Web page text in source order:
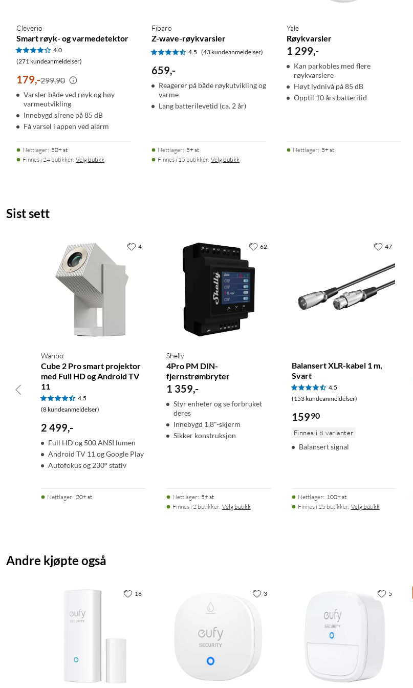
Cleverio
Smart røyk- og varmedetektor
4.0
(271 kundeanmeldelser)
179,-299,90
Varsler både ved røyk og høy
varmeutvikling
Innebygd sirene på 85 dB
Få varsel i appen ved alarm
Nettlager: 50+ st
Finnes i 24 butikker. Velg butikk
Fibaro
Z-wave-røykvarsler
4.5 (43 kundeanmeldelser)
659,-
Reagerer på både røykutvikling og
varme
Lang batterilevetid (ca. 2 år)
Nettlager: 5+ st
Finnes i 15 butikker. Velg butikk
Yale
Røykvarsler
1 299,-
Kan parkobles med flere
røykvarslere
Høyt lydnivå på 85 dB
Opptil 10 års batteritid
Nettlager: 5+ st
Sist sett
Wanbo
Cube 2 Pro smart projektor
med Full HD og Android TV
11
4.5
(8 kundeanmeldelser)
2 499,-
Full HD og 500 ANSI lumen
Android TV 11 og Google Play
Autofokus og 230° stativ
Nettlager: 20+ st
4
Shelly
4Pro PM DIN-
fjernstrømbryter
1 359,-
Styr enheter og se forbruket
deres
Innebygd 1,8"-skjerm
Sikker konstruksjon
Nettlager: 5+ st
Finnes i 2 butikker. Velg butikk
62
Balansert XLR-kabel 1 m,
Svart
4.5
(153 kundeanmeldelser)
15990
Finnes i 8 varianter
Balansert signal
Nettlager: 100+ st
Finnes i 25 butikker. Velg butikk
47
Andre kjøpte også
18 3 5